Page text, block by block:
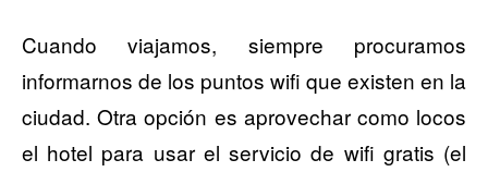
Cuando viajamos, siempre procuramos
informarnos de los puntos wifi que existen en la
ciudad. Otra opción es aprovechar como locos
el hotel para usar el servicio de wifi gratis (el